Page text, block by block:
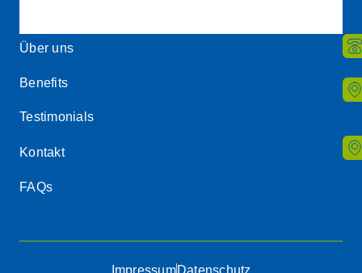
Über uns
Benefits
Testimonials
Kontakt
FAQs
ImpressumDatenschutz